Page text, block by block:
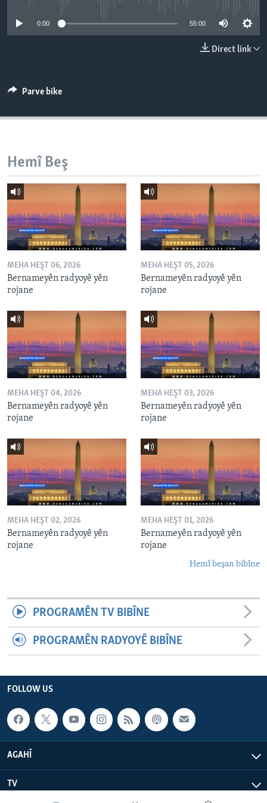
SERNIVÎS
Learning English
FOLLOW US
Zimanên Din
0:00 55:00
Direct link
Parve bike
Hemî Beş
MEHA HEŞT 06, 2026
Bernameyên radyoyê yên
rojane
MEHA HEŞT 05, 2026
Bernameyên radyoyê yên
rojane
MEHA HEŞT 04, 2026
Bernameyên radyoyê yên
rojane
MEHA HEŞT 03, 2026
Bernameyên radyoyê yên
rojane
MEHA HEŞT 02, 2026
Bernameyên radyoyê yên
rojane
MEHA HEŞT 01, 2026
Bernameyên radyoyê yên
rojane
Hemî beşan bibîne
PROGRAMÊN TV BIBÎNE
PROGRAMÊN RADYOYÊ BIBÎNE
FOLLOW US
AGAHÎ
TV